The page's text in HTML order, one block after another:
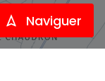
Naviguer